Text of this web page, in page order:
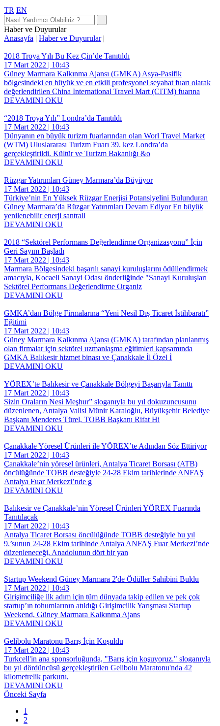
TR EN
Haber ve Duyurular
Anasayfa | Haber ve Duyurular |
2018 Troya Yılı Bu Kez Çin’de Tanıtıldı
17 Mart 2022 | 10:43
Güney Marmara Kalkınma Ajansı (GMKA) Asya-Pasifik
bölgesindeki en büyük ve en etkili profesyonel seyahat fuarı olarak
değerlendirilen China International Travel Mart (CITM) fuarına
DEVAMINI OKU
“2018 Troya Yılı” Londra’da Tanıtıldı
17 Mart 2022 | 10:43
Dünyanın en büyük turizm fuarlarından olan Worl Travel Market
(WTM) Uluslararası Turizm Fuarı 39. kez Londra’da
gerçekleştirildi. Kültür ve Turizm Bakanlığı &o
DEVAMINI OKU
Rüzgar Yatırımları Güney Marmara’da Büyüyor
17 Mart 2022 | 10:43
Türkiye’nin En Yüksek Rüzgar Enerjisi Potansiyelini Bulunduran
Güney Marmara’da Rüzgar Yatırımları Devam Ediyor En büyük
yenilenebilir enerji santrall
DEVAMINI OKU
2018 “Sektörel Performans Değerlendirme Organizasyonu” İçin
Geri Sayım Başladı
17 Mart 2022 | 10:43
Marmara Bölgesindeki başarılı sanayi kuruluşlarını ödüllendirmek
amacıyla, Kocaeli Sanayi Odası önderliğinde "Sanayi Kuruluşları
Sektörel Performans Değerlendirme Organiz
DEVAMINI OKU
GMKA’dan Bölge Firmalarına “Yeni Nesil Dış Ticaret İstihbaratı”
Eğitimi
17 Mart 2022 | 10:43
Güney Marmara Kalkınma Ajansı (GMKA) tarafından planlanmış
olan firmalar için sektörel uzmanlaşma eğitimleri kapsamında
GMKA Balıkesir hizmet binası ve Çanakkale İl Özel İ
DEVAMINI OKU
YÖREX’te Balıkesir ve Çanakkale Bölgeyi Başarıyla Tanıttı
17 Mart 2022 | 10:43
Sizin Oraların Nesi Meşhur” sloganıyla bu yıl dokuzuncusunu
düzenlenen, Antalya Valisi Münir Karaloğlu, Büyükşehir Belediye
Başkanı Menderes Türel, TOBB Başkanı Rifat Hi
DEVAMINI OKU
Çanakkale Yöresel Ürünleri ile YÖREX’te Adından Söz Ettiriyor
17 Mart 2022 | 10:43
Çanakkale’nin yöresel ürünleri, Antalya Ticaret Borsası (ATB)
öncülüğünde TOBB desteğiyle 24-28 Ekim tarihlerinde ANFAŞ
Antalya Fuar Merkezi’nde g
DEVAMINI OKU
Balıkesir ve Çanakkale’nin Yöresel Ürünleri YÖREX Fuarında
Tanıtılacak
17 Mart 2022 | 10:43
Antalya Ticaret Borsası öncülüğünde TOBB desteğiyle bu yıl
9.’sunun 24-28 Ekim tarihinde Antalya ANFAŞ Fuar Merkezi’nde
düzenleneceği, Anadolunun dört bir yan
DEVAMINI OKU
Startup Weekend Güney Marmara 2'de Ödüller Sahibini Buldu
17 Mart 2022 | 10:43
Girişimciliğe ilk adım için tüm dünyada takip edilen ve pek çok
startup’ın tohumlarının atıldığı Girişimcilik Yarışması Startup
Weekend, Güney Marmara Kalkınma Ajans
DEVAMINI OKU
Gelibolu Maratonu Barış İçin Koşuldu
17 Mart 2022 | 10:43
Turkcell'in ana sponsorluğunda, "Barış için koşuyoruz." sloganıyla
bu yıl dördüncüsü gerçekleştirilen Gelibolu Maratonu'nda 42
kilometrelik parkuru,
DEVAMINI OKU
Önceki Sayfa
1
2